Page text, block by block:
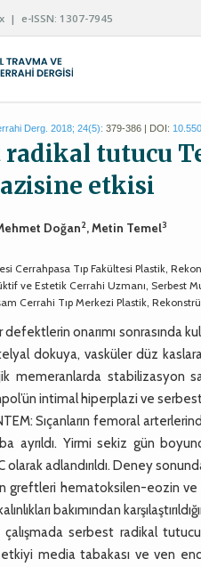
| e-ISSN: 1307-7945
Derg. 2018; 24(5): 379-386 | DOI:
radikal tutucu
etkisi
Doğan2, Metin Temel3
Cerrahpasa Tıp Fakültesi Plastik,
ve Estetik Cerrahi Uzmanı, Serbest
Cerrahi Tıp Merkezi Plastik,
defektlerin onarımı sonrasında
dokuya, vasküler düz
memeranlarda stabilizasyon
intimal hiperplazi ve
Sıçanların femoral
ayrıldı. Yirmi sekiz gün
olarak adlandırıldı. Deney
greftleri hematoksilen-eozin
bakımından
çalışmada serbest radikal
media tabakası ve ven